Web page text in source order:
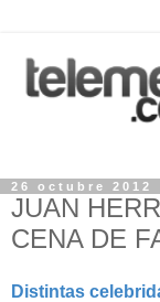
26 octubre 2012
JUAN
CENA DE
Distintas